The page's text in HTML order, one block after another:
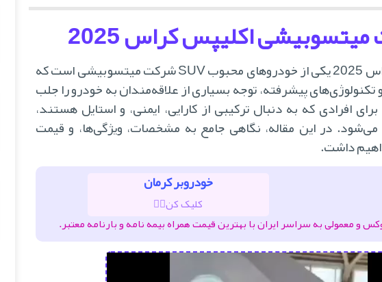
اکلیپس کراس 2025
میتسوبیشی اکلیپس کراس 2025 یکی از خودروهای محبوب SUV شرکت میتسوبیشی است که
پیشرفته، توجه بسیاری از علاقه‌مندان به خودرو را جلب
افرادی که به دنبال ترکیبی از کارایی، ایمنی، و استایل هستند،
در این مقاله، نگاهی جامع به مشخصات، ویژگی‌ها، و قیمت
داشت.
خودروبر کرمان
کلیک کن👆🏽
و معمولی به سراسر ایران با بهترین قیمت همراه بیمه نامه و بارنامه معتبر.